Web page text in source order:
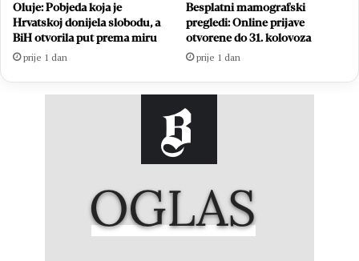
Oluje: Pobjeda koja je
Hrvatskoj donijela slobodu, a
BiH otvorila put prema miru
prije 1 dan
Besplatni mamografski
pregledi: Online prijave
otvorene do 31. kolovoza
prije 1 dan